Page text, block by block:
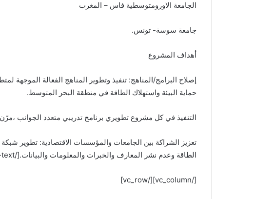
الجامعة الاورومتوسطية فاس – المغرب
جامعة سوسة- تونس.
أهداف المشروع
إصلاح البرامج/المناهج: تنفيذ وتطوير المناهج الفعالة
حماية البيئة واستهلاك الطاقة في منطقة البحر المتوسط.
التنفيذ في كل مشروع تطويري برنامج تدريبي متعدد الجوانب
تعزيز الشراكة بين الجامعات والمؤسسات الاقتصادية: تطوير
الطاقة وعدم نشر المعارف والخبرات والمعلومات والبيانات.[/bs-text]
[/vc_column][/vc_row]